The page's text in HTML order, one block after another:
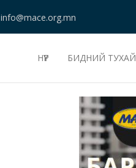
info@mace.org.mn
НҮҮР БИДНИЙ ТУХАЙ